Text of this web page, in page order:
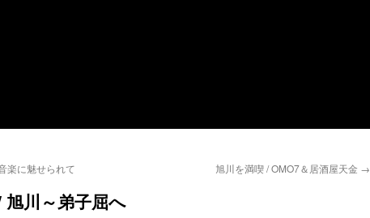
楽に魅せられて 旭川を満喫 / OMO7＆居酒屋天金 →
川～弟子屈へ